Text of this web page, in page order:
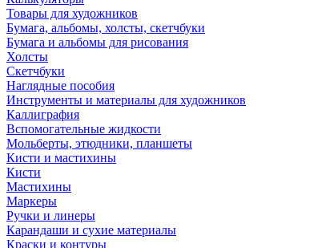
Товары для художников
Бумага, альбомы, холсты, скетчбуки
Бумага и альбомы для рисования
Холсты
Скетчбуки
Наглядные пособия
Инструменты и материалы для художников
Каллиграфия
Вспомогательные жидкости
Мольберты, этюдники, планшеты
Кисти и мастихины
Кисти
Мастихины
Маркеры
Ручки и линеры
Карандаши и сухие материалы
Краски и контуры